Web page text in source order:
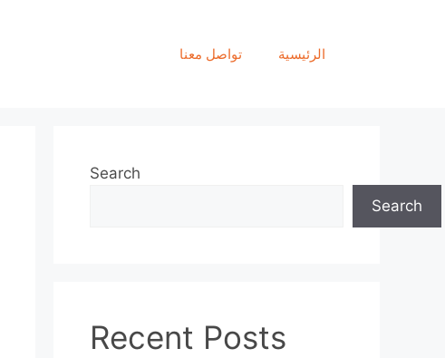
تواصل معنا الرئيسية
Search
Search
Recent Posts